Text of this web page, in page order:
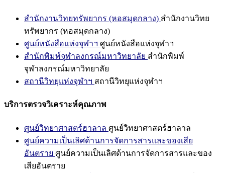
สำนักงานวิทยทรัพยากร (หอสมุดกลาง) สำนักงานวิทย
ทรัพยากร (หอสมุดกลาง)
ศูนย์หนังสือแห่งจุฬาฯ ศูนย์หนังสือแห่งจุฬาฯ
สำนักพิมพ์จุฬาลงกรณ์มหาวิทยาลัย สำนักพิมพ์
จุฬาลงกรณ์มหาวิทยาลัย
สถานีวิทยุแห่งจุฬาฯ สถานีวิทยุแห่งจุฬาฯ
บริการตรวจวิเคราะห์คุณภาพ
ศูนย์วิทยาศาสตร์ฮาลาล ศูนย์วิทยาศาสตร์ฮาลาล
ศูนย์ความเป็นเลิศด้านการจัดการสารและของเสีย
อันตราย ศูนย์ความเป็นเลิศด้านการจัดการสารและของ
เสียอันตราย